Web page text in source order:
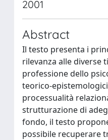
2001
Abstract
Il testo presenta i
rilevanza alle diverse
professione dello
teorico-
processualità
strutturazione di
fondo, il testo
possibile recuperare